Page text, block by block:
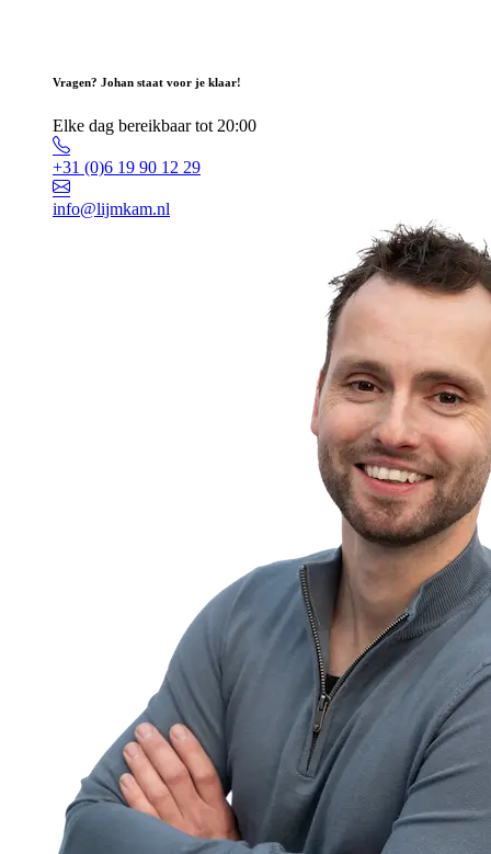
Vragen? Johan staat voor je klaar!
Elke dag bereikbaar tot 20:00
+31 (0)6 19 90 12 29
info@lijmkam.nl